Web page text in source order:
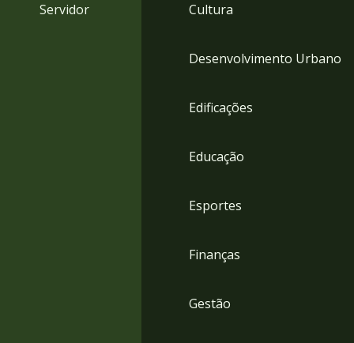
Servidor Cultura
Desenvolvimento Urbano
Edificações
Educação
Esportes
Finanças
Gestão